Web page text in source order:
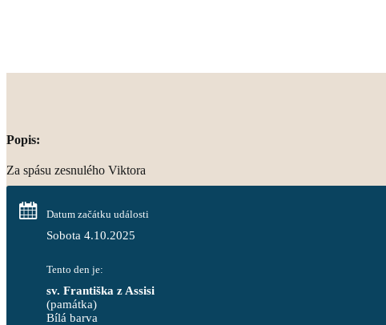
Popis:
Za spásu zesnulého Viktora
Datum začátku události
Sobota 4.10.2025
Tento den je:
sv. Františka z Assisi
(památka)
Bílá barva